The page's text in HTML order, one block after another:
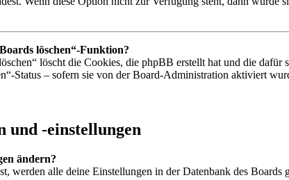
löschen“-Funktion?
löscht die Cookies, die phpBB erstellt hat und die
Status – sofern sie von der Board-Administration aktiviert
und -einstellungen
ändern?
werden alle deine Einstellungen in der Datenbank des